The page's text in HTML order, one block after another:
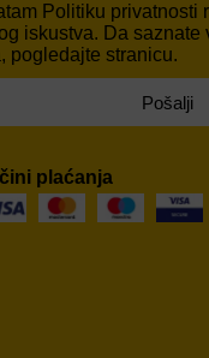
Politiku privatnosti
iskustva. Da saznate
pogledajte stranicu.
Pošalji
plaćanja